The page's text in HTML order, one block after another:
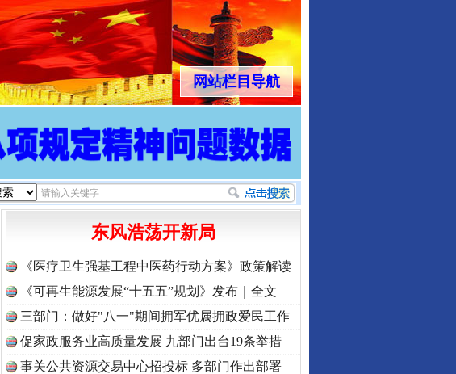
网站栏目导航
东风浩荡开新局
《医疗卫生强基工程中医药行动方案》政策解读
《可再生能源发展“十五五”规划》发布｜全文
三部门：做好"八一"期间拥军优属拥政爱民工作
促家政服务业高质量发展 九部门出台19条举措
事关公共资源交易中心招投标 多部门作出部署